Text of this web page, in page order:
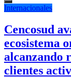
Internacionales
Cencosud
ecosistema
alcanzando
clientes